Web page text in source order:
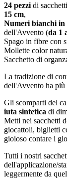
24 pezzi di
15 cm,
Numeri bianchi in
dell'Avvento (da 1
Spago in fibre con
Mollette color
Sacchetto di
La tradizione di
dell'Avvento ha più
Gli scomparti del
iuta sintetica di
Metti nei sacchetti
giocattoli, biglietti
gioioso contare i
Tutti i nostri
dell'applicazione/
leggermente da